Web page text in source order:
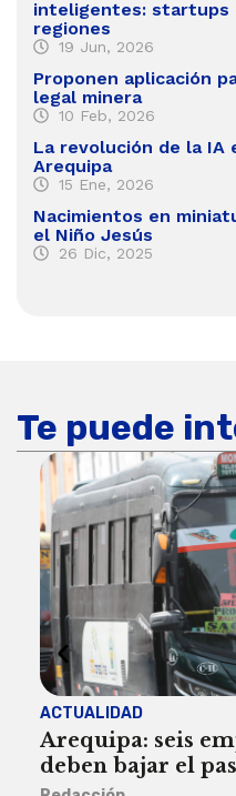
inteligentes: startups
regiones
19 Jun, 2026
Proponen aplicación
legal minera
10 Feb, 2026
La revolución de la IA
Arequipa
15 Ene, 2026
Nacimientos en
el Niño Jesús
26 Dic, 2025
Te puede
ACTUALIDAD
Arequipa: seis
deben bajar el